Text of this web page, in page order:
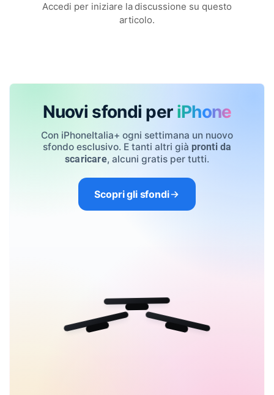
Accedi per iniziare la discussione su questo
articolo.
Nuovi sfondi per iPhone
Con iPhoneItalia+ ogni settimana un nuovo
sfondo esclusivo. E tanti altri già pronti da
scaricare, alcuni gratis per tutti.
Scopri gli sfondi